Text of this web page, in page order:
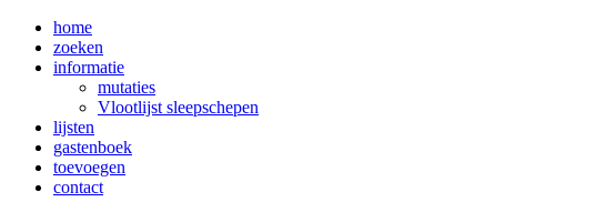
home
zoeken
informatie
mutaties
Vlootlijst sleepschepen
lijsten
gastenboek
toevoegen
contact